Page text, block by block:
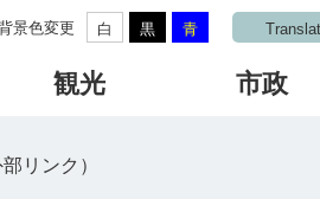
景色変更 白 黒 青
観光 市政
リンク）